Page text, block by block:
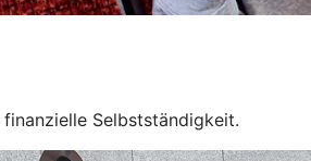
finanzielle Selbstständigkeit.